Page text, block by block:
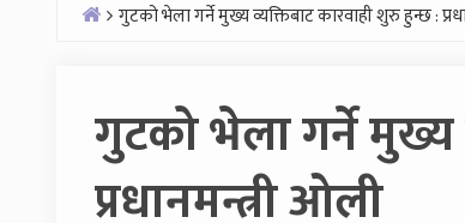
गुटको भेला गर्ने मुख्य व्यक्तिबाट कारवाही शुरु हुन्छ :
गुटको भेला गर्ने मुख्य
प्रधानमन्त्री ओली